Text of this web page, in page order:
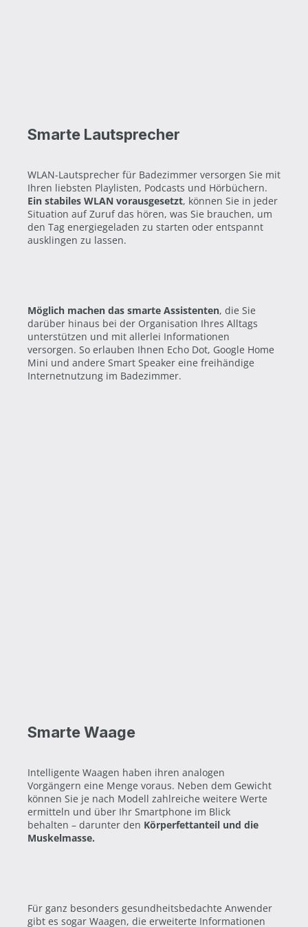
Smarte Lautsprecher
WLAN-Lautsprecher für Badezimmer versorgen Sie mit
Ihren liebsten Playlisten, Podcasts und Hörbüchern.
Ein stabiles WLAN vorausgesetzt, können Sie in jeder
Situation auf Zuruf das hören, was Sie brauchen, um
den Tag energiegeladen zu starten oder entspannt
ausklingen zu lassen.
Möglich machen das smarte Assistenten, die Sie
darüber hinaus bei der Organisation Ihres Alltags
unterstützen und mit allerlei Informationen
versorgen. So erlauben Ihnen Echo Dot, Google Home
Mini und andere Smart Speaker eine freihändige
Internetnutzung im Badezimmer.
Smarte Waage
Intelligente Waagen haben ihren analogen
Vorgängern eine Menge voraus. Neben dem Gewicht
können Sie je nach Modell zahlreiche weitere Werte
ermitteln und über Ihr Smartphone im Blick
behalten – darunter den Körperfettanteil und die
Muskelmasse.
Für ganz besonders gesundheitsbedachte Anwender
gibt es sogar Waagen, die erweiterte Informationen